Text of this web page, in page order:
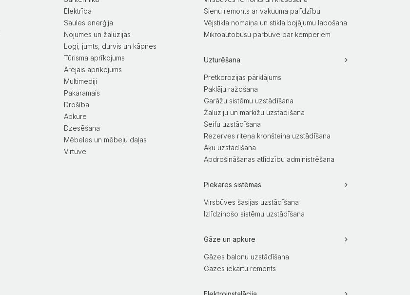
Elektrība
Saules enerģija
Nojumes un žalūzijas
Logi, jumts, durvis un kāpnes
Tūrisma aprīkojums
Ārējais aprīkojums
Multimediji
Pakaramais
Drošība
Apkure
Dzesēšana
Mēbeles un mēbeļu daļas
Virtuve
Sienu remonts ar vakuuma palīdzību
Vējstikla nomaiņa un stikla bojājumu labošana
Mikroautobusu pārbūve par kemperiem
Uzturēšana
Pretkorozijas pārklājums
Paklāju ražošana
Garāžu sistēmu uzstādīšana
Žalūziju un markīžu uzstādīšana
Seifu uzstādīšana
Rezerves riteņa kronšteina uzstādīšana
Āķu uzstādīšana
Apdrošināšanas atlīdzību administrēšana
Piekares sistēmas
Virsbūves šasijas uzstādīšana
Izlīdzinošo sistēmu uzstādīšana
Gāze un apkure
Gāzes balonu uzstādīšana
Gāzes iekārtu remonts